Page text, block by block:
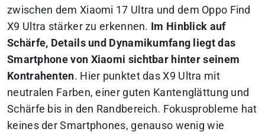
zwischen dem Xiaomi 17 Ultra und dem Oppo Find
X9 Ultra stärker zu erkennen. Im Hinblick auf
Schärfe, Details und Dynamikumfang liegt das
Smartphone von Xiaomi sichtbar hinter seinem
Kontrahenten. Hier punktet das X9 Ultra mit
neutralen Farben, einer guten Kantenglättung und
Schärfe bis in den Randbereich. Fokusprobleme hat
keines der Smartphones, genauso wenig wie